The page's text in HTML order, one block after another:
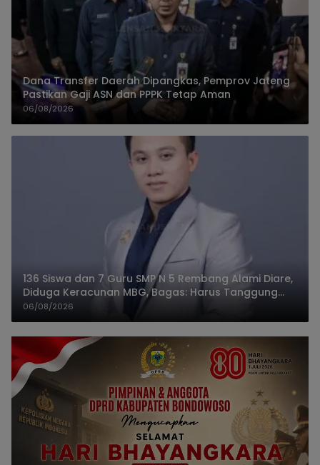
Dana Transfer Daerah Dipangkas, Pemprov Jateng
Pastikan Gaji ASN dan PPPK Tetap Aman
06/08/2026
136 Siswa dan 7 Guru SMP N 5 Rembang Alami Diare,
Diduga Keracunan MBG, Bagas: Harus Tanggung
Jawab
06/08/2026